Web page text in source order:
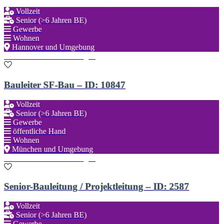
Vollzeit
Senior (>6 Jahren BE)
Gewerbe
Wohnen
Hannover und Umgebung
Bauleiter SF-Bau – ID: 10847
Vollzeit
Senior (>6 Jahren BE)
Gewerbe
öffentliche Hand
Wohnen
München und Umgebung
Senior-Bauleitung / Projektleitung – ID: 2587
Vollzeit
Senior (>6 Jahren BE)